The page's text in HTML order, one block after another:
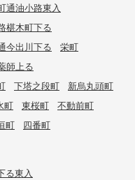
通油小路東入
椹木町下る
今出川下る
栄町
師上る
下塔之段町
新烏丸頭町
町 東桜町
不動前町
町 四番町
る東入